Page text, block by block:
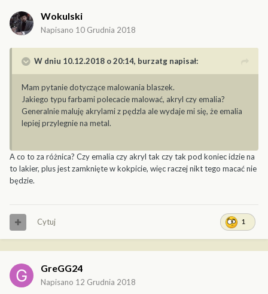
Wokulski
Napisano 10 Grudnia 2018
W dniu 10.12.2018 o 20:14, burzatg napisał:
Mam pytanie dotyczące malowania blaszek.
Jakiego typu farbami polecacie malować, akryl czy emalia?
Generalnie maluję akrylami z pędzla ale wydaje mi się, że emalia
lepiej przylegnie na metal.
A co to za różnica? Czy emalia czy akryl tak czy tak pod koniec idzie na
to lakier, plus jest zamknięte w kokpicie, więc raczej nikt tego macać nie
będzie.
1
Cytuj
GreGG24
Napisano 12 Grudnia 2018